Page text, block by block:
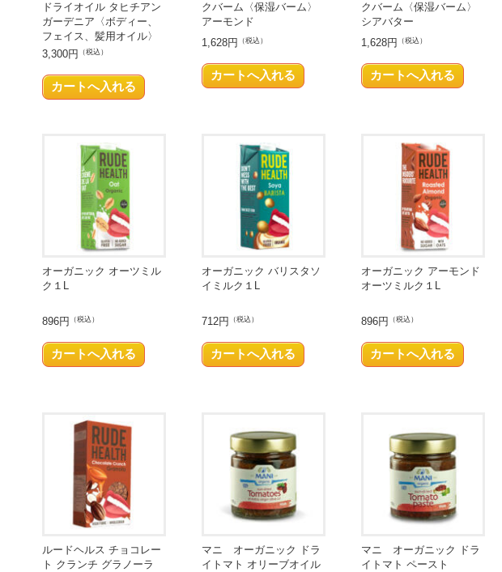
ドライオイル タヒチアン
ガーデニア〈ボディー、
フェイス、髪用オイル〉
3,300円
（税込）
クバーム〈保湿バーム〉
アーモンド
1,628円
（税込）
クバーム〈保湿バーム〉
シアバター
1,628円
（税込）
オーガニック オーツミル
ク１L
896円 （税込）
オーガニック バリスタソ
イミルク１L
712円 （税込）
オーガニック アーモンド
オーツミルク１L
896円 （税込）
ルードヘルス チョコレー
ト クランチ グラノーラ
マニ オーガニック ドラ
イトマト オリーブオイル
マニ オーガニック ドラ
イトマト ペースト